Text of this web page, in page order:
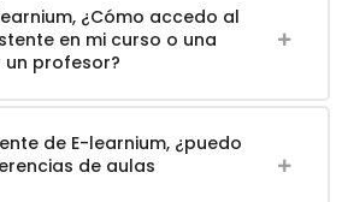
¿Cómo accedo al
en mi curso o una
profesor?
de E-learnium, ¿puedo
de aulas